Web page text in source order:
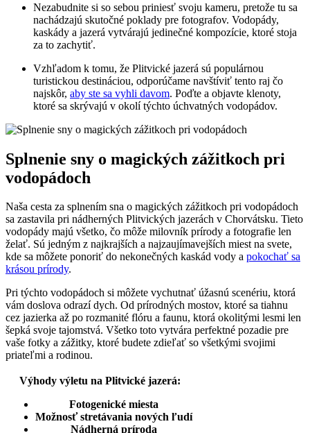
Nezabudnite si so sebou priniesť svoju kameru, pretože tu sa
nachádzajú skutočné poklady pre fotografov. Vodopády,
kaskády a jazerá vytvárajú jedinečné kompozície, ktoré stoja
za to zachytiť.
Vzhľadom k tomu, že Plitvické jazerá sú populárnou
turistickou destináciou, odporúčame navštíviť tento raj čo
najskôr, aby ste sa vyhli davom. Poďte a objavte klenoty,
ktoré sa skrývajú v okolí týchto úchvatných vodopádov.
Splnenie sny o magických zážitkoch pri
vodopádoch
Naša cesta za splnením sna o magických zážitkoch pri vodopádoch
sa zastavila pri nádherných Plitvických jazerách v Chorvátsku. Tieto
vodopády majú všetko, čo môže milovník prírody a fotografie len
želať. Sú jedným z najkrajších a najzaujímavejších miest na svete,
kde sa môžete ponoriť do nekonečných kaskád vody a pokochať sa
krásou prírody.
Pri týchto vodopádoch si môžete vychutnať úžasnú scenériu, ktorá
vám doslova odrazí dych. Od prírodných mostov, ktoré sa tiahnu
cez jazierka až po rozmanité flóru a faunu, ktorá okolitými lesmi len
šepká svoje tajomstvá. Všetko toto vytvára perfektné pozadie pre
vaše fotky a zážitky, ktoré budete zdieľať so všetkými svojimi
priateľmi a rodinou.
Výhody výletu na Plitvické jazerá:
Fotogenické miesta
Možnosť stretávania nových ľudí
Nádherná príroda